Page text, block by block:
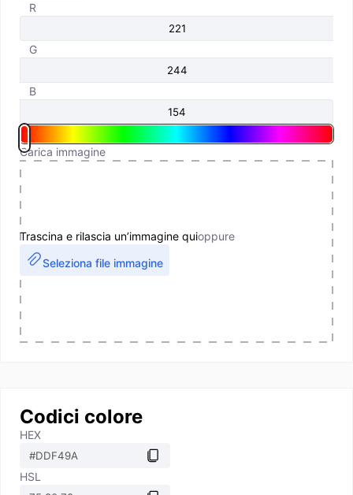
R
G
B
Carica immagine
Trascina e rilascia un’immagine quioppure
Seleziona file immagine
Codici colore
HEX
HSL